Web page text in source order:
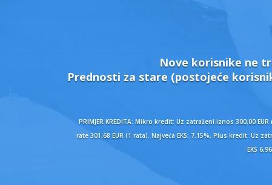
Nove korisnike ne
Prednosti za stare (postojeće
PRIMJER KREDITA: Mikro kredit: Uz zatraženi iznos 300,00
rate 301,68 EUR (1 rata). Najveća EKS: 7,15%, Plus kredit: Uz
EKS